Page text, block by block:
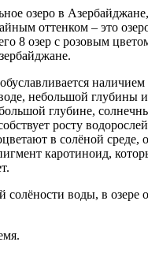
озеро в
оттенком – это
8 озер с розовым
небольшой глубины
глубине,
росту
в солёной среде,
каротиноид,
солёности воды, в озере